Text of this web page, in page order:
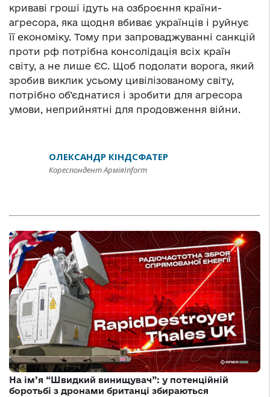
криваві гроші ідуть на озброєння країни-
агресора, яка щодня вбиває українців і руйнує
її економіку. Тому при запроваджуванні санкцій
проти рф потрібна консолідація всіх країн
світу, а не лише ЄС. Щоб подолати ворога, який
зробив виклик усьому цивілізованому світу,
потрібно об’єднатися і зробити для агресора
умови, неприйнятні для продовження війни.
ОЛЕКСАНДР КІНДСФАТЕР
Кореспондент АрміяInform
На ім’я “Швидкий винищувач”: у потенційній
боротьбі з дронами британці збираються